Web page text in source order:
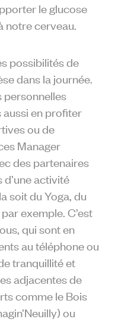
le glucose
notre cerveau.
possibilités de
dans la journée.
personnelles
en profiter
ou de
Manager
des partenaires
activité
soit du Yoga, du
exemple. C’est
qui sont en
au téléphone ou
tranquillité et
adjacentes de
comme le Bois
ou